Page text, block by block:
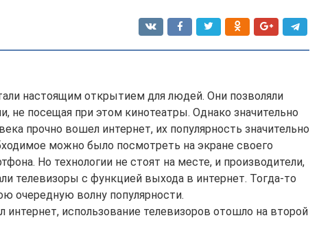
настоящим открытием для людей. Они позволяли
не посещая при этом кинотеатры. Однако значительно
прочно вошел интернет, их популярность значительно
можно было посмотреть на экране своего
Но технологии не стоят на месте, и производители,
телевизоры с функцией выхода в интернет. Тогда-то
очередную волну популярности.
использование телевизоров отошло на второй